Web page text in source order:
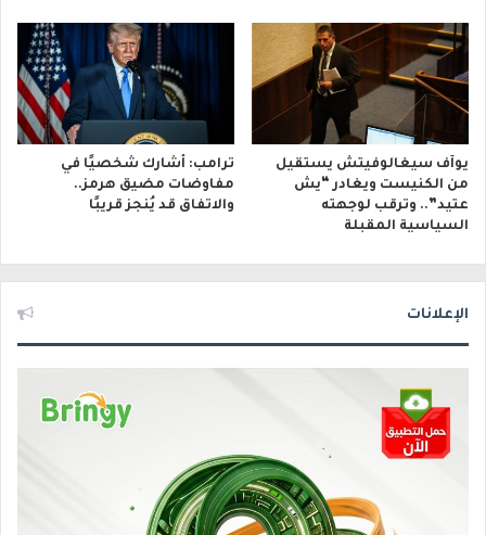
يوآف سيغالوفيتش يستقيل
من الكنيست ويغادر “يش
عتيد”.. وترقب لوجهته
السياسية المقبلة
ترامب: أشارك شخصيًا في
مفاوضات مضيق هرمز..
والاتفاق قد يُنجز قريبًا
الإعلانات